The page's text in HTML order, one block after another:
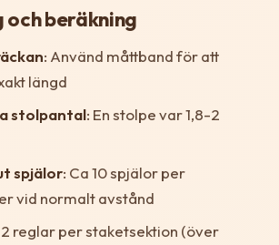
och beräkning
: Använd måttband för att
längd
stolpantal: En stolpe var 1,8-2
spjälor: Ca 10 spjälor per
vid normalt avstånd
2 reglar per staketsektion (över